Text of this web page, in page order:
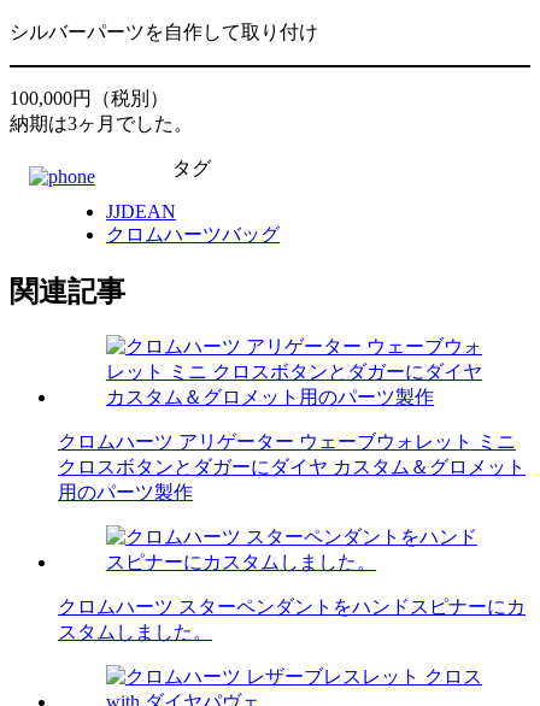
シルバーパーツを自作して取り付け
100,000円（税別）
納期は3ヶ月でした。
タグ
JJDEAN
クロムハーツバッグ
関連記事
クロムハーツ アリゲーター ウェーブウォレット ミニ
クロスボタンとダガーにダイヤ カスタム＆グロメット
用のパーツ製作
クロムハーツ スターペンダントをハンドスピナーにカ
スタムしました。